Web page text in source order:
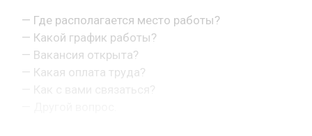
— Где располагается место работы?
— Какой график работы?
— Вакансия открыта?
— Какая оплата труда?